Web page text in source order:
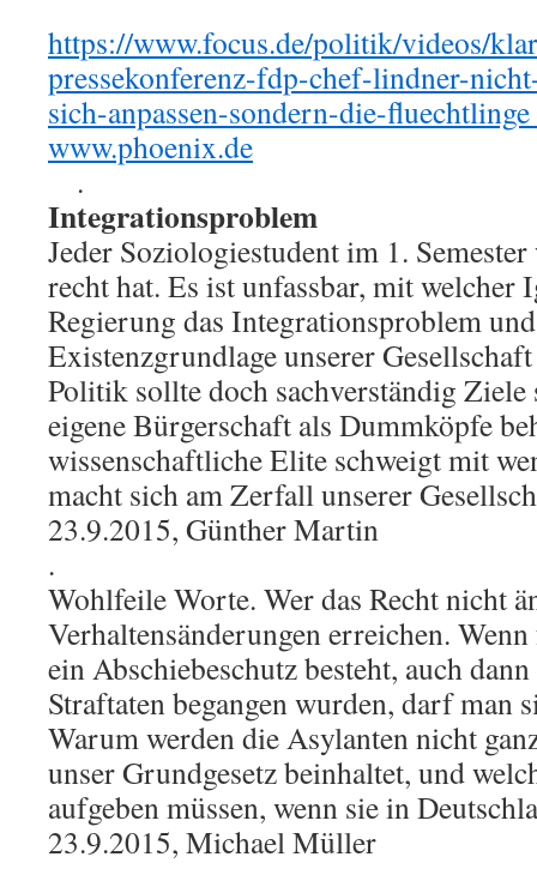
https://www.focus.de/politik/videos/
pressekonferenz-fdp-chef-lindner-
sich-anpassen-sondern-die-
www.phoenix.de
.
Integrationsproblem
Jeder Soziologiestudent im 1.
recht hat. Es ist unfassbar, mit welcher
Regierung das Integrationsproblem
Existenzgrundlage unserer
Politik sollte doch sachverständig Ziele
eigene Bürgerschaft als Dummköpfe
wissenschaftliche Elite schweigt mit
macht sich am Zerfall unserer
23.9.2015, Günther Martin
.
Wohlfeile Worte. Wer das Recht nicht
Verhaltensänderungen erreichen.
ein Abschiebeschutz besteht, auch
Straftaten begangen wurden, darf man
Warum werden die Asylanten nicht
unser Grundgesetz beinhaltet, und
aufgeben müssen, wenn sie in
23.9.2015, Michael Müller